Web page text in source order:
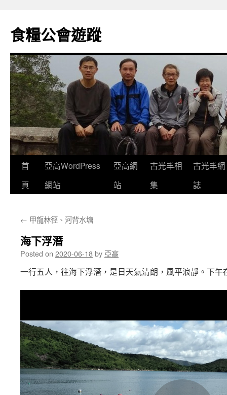
content
食糧公會遊蹤
首
頁
亞高WordPress
網站
亞高網
站
古光丰相
集
古光丰網
誌
← 甲龍林徑、河背水塘
海下浮潛
Posted on 2020-06-18by 亞高
一行五人，往海下浮潛，是日天氣清朗，風平浪靜。下